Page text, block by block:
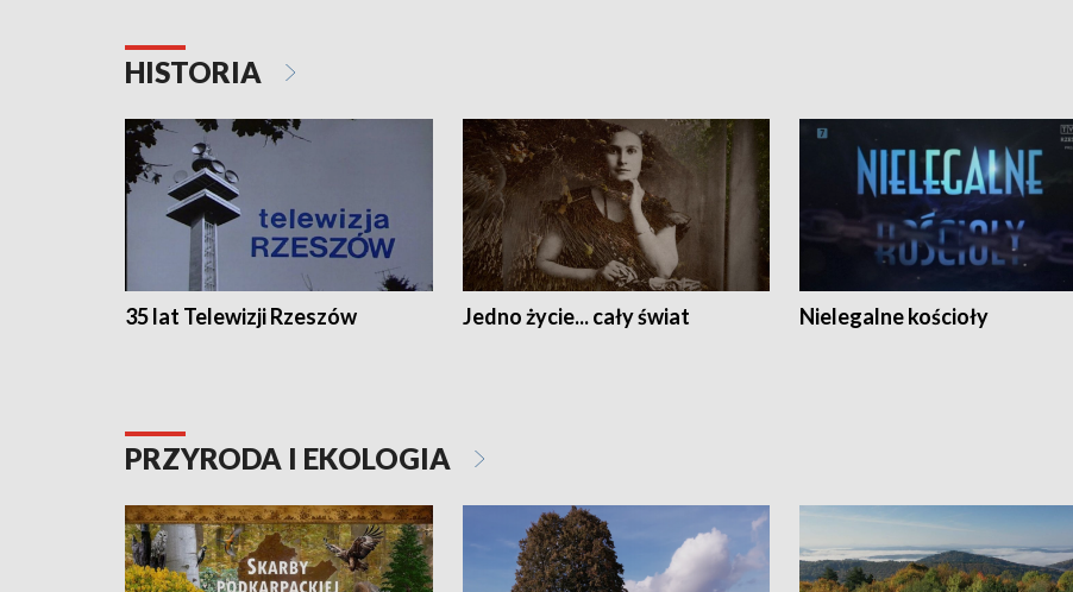
HISTORIA
35 lat Telewizji Rzeszów Jedno życie... cały świat Nielegalne kościoły
PRZYRODA I EKOLOGIA